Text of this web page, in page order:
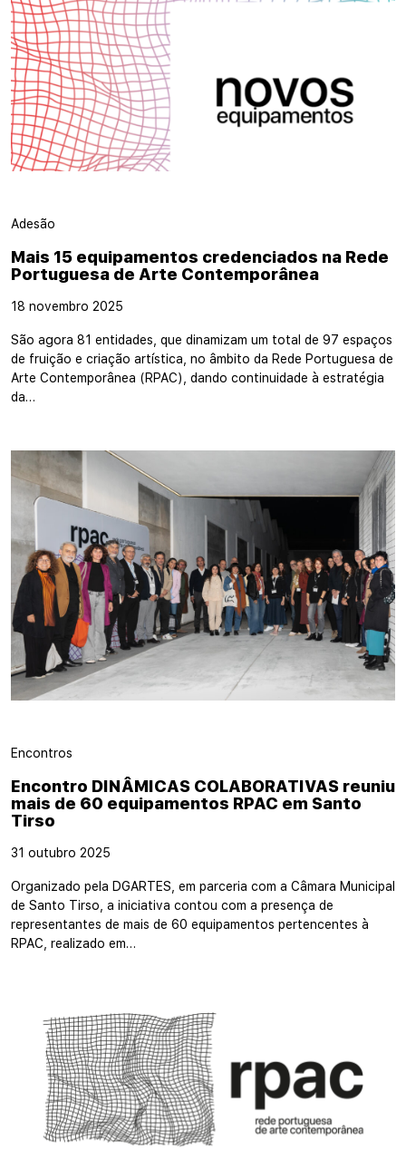
Adesão
Mais 15 equipamentos credenciados na Rede
Portuguesa de Arte Contemporânea
18 novembro 2025
São agora 81 entidades, que dinamizam um total de 97 espaços
de fruição e criação artística, no âmbito da Rede Portuguesa de
Arte Contemporânea (RPAC), dando continuidade à estratégia
da…
Encontros
Encontro DINÂMICAS COLABORATIVAS reuniu
mais de 60 equipamentos RPAC em Santo
Tirso
31 outubro 2025
Organizado pela DGARTES, em parceria com a Câmara Municipal
de Santo Tirso, a iniciativa contou com a presença de
representantes de mais de 60 equipamentos pertencentes à
RPAC, realizado em…